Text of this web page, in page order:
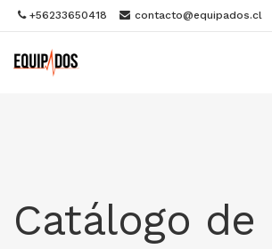
+56233650418 contacto@equipados.cl
Catálogo de